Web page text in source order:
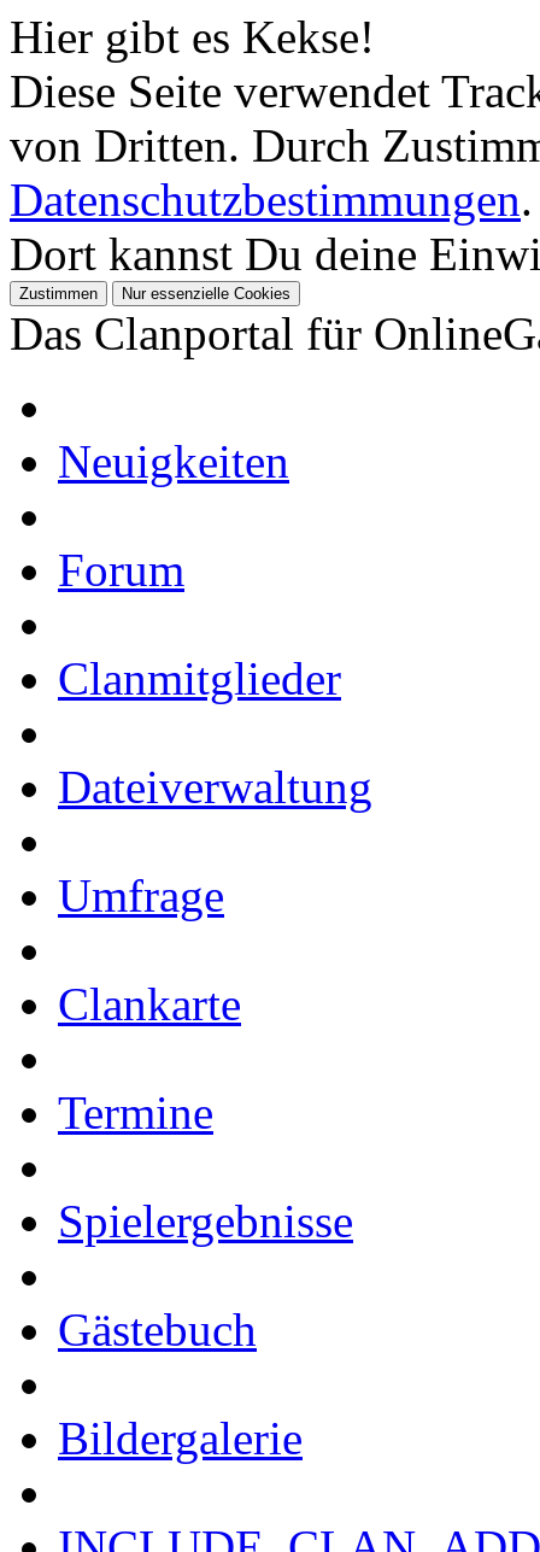
Hier gibt es Kekse!
Diese Seite verwendet
von Dritten. Durch
Datenschutzbestimmungen.
Dort kannst Du deine
Das Clanportal für
Neuigkeiten
Forum
Clanmitglieder
Dateiverwaltung
Umfrage
Clankarte
Termine
Spielergebnisse
Gästebuch
Bildergalerie